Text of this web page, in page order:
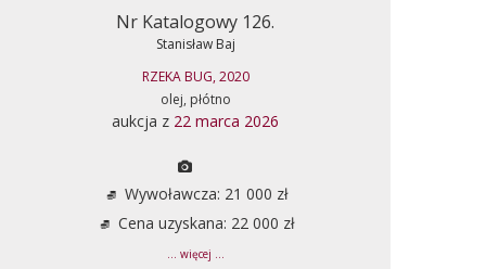
Nr Katalogowy 126.
Stanisław Baj
RZEKA BUG, 2020
olej, płótno
aukcja z 22 marca 2026
Wywoławcza: 21 000 zł
Cena uzyskana: 22 000 zł
... więcej ...